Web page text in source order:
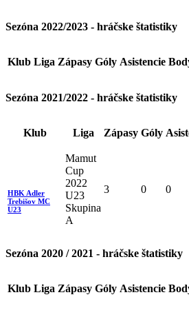
Sezóna 2022/2023 - hráčske štatistiky
Klub Liga Zápasy Góly Asistencie
Sezóna 2021/2022 - hráčske štatistiky
Klub Liga Zápasy Góly
HBK Adler
Trebišov MC
U23
Mamut
Cup
2022
U23
Skupina
A
3 0 0
Sezóna 2020 / 2021 - hráčske štatistiky
Klub Liga Zápasy Góly Asistencie